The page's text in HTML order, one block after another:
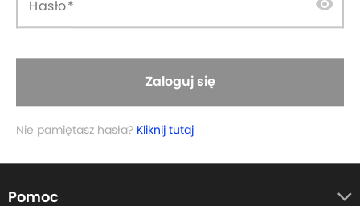
Hasło visibility
Zaloguj się
Nie pamiętasz hasła? Kliknij tutaj
Zapisz się do newslettera:
Twój adres email...
Pomoc